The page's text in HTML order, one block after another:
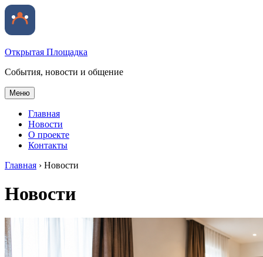
Открытая Площадка
События, новости и общение
Меню
Главная
Новости
О проекте
Контакты
Главная › Новости
Новости